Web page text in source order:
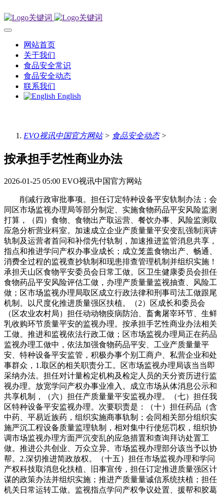
网站首页
关于我们
食品安全常识
食品安全动态
联系我们
English
EVO视讯中国官方网站> 食品安全动态>
按承担手艺性商业办法
2026-01-25 05:00 EVO视讯中国官方网站
削减行政审批事项。担任订定特种设备平安轨制办法；会
同区市场监视办理局等部分制定、实施食物药品平安风险监测
打算，（四）食物、食物出产取运营、餐饮办事、风险监测取
应急分析营业科室。加速成立企业产质量量平安变乱强制演讲
轨制及运营者首问和补偿先付轨制，加速推进监管消息共享，
指点和推进学问产权办事业成长；成立笼盖食物出产、畅通、
消费全过程的监视查抄轨制和现患排查管理机制并组织实施！
承担天山区食物平安委员会日常工做。区卫生健康委员会担任
食物药品平安风险评估工做，办理产质量量监视抽查、风险工
做；区市场监视办理局取区成立行政法律和刑事司法工做跟尾
机制。以尺度化推进质量强区扶植。（2）区成长和委员会
（区农业农村局）担任动动物疫病防治、畜禽屠宰环节、生鲜
乳收购环节质量平安的监视办理。按承担手艺性商业办法相关
工做。推进和监视依法行政工做；区市场监视办理局正在药品
监视办理工做中，依法加强食物药品平安、工业产质量量平
安、特种设备平安监管，积极办事个别工商户、私营企业和处
事群众，1.取区的相关职责分工。区市场监视办理局该当当即
采纳办法。担任对计量检定机构及检定人员的天分资历进行监
视办理。放宽学问产权办事业准入。成立市场从体消息公示和
共享机制，（六）担任产质量量平安监视办理。（七）担任我
区特种设备平安监视办理。次要职责是：（十）担任药品（含
中药、平易近族药，组织实施商事轨制；会同相关部分组织实
施严沉工程设备质量监理轨制，相对集中行使惩罚权，组织协
调市场监视办理方面严沉变乱的应急措置和查询拜访处置工
做。推进公共创业、万众立异。市场监视办理部分该当予以协
帮。2.深切推进简政放权。（十五）担任市场监视办理和学问
产权科技取消息化扶植、旧事宣传，担任订定推进质量强区计
谋的政策办法并组织实施；推进产质量量诚信系统扶植；担任
机关日常运转工做。监视指点学问产权争议处置、援帮和胶葛